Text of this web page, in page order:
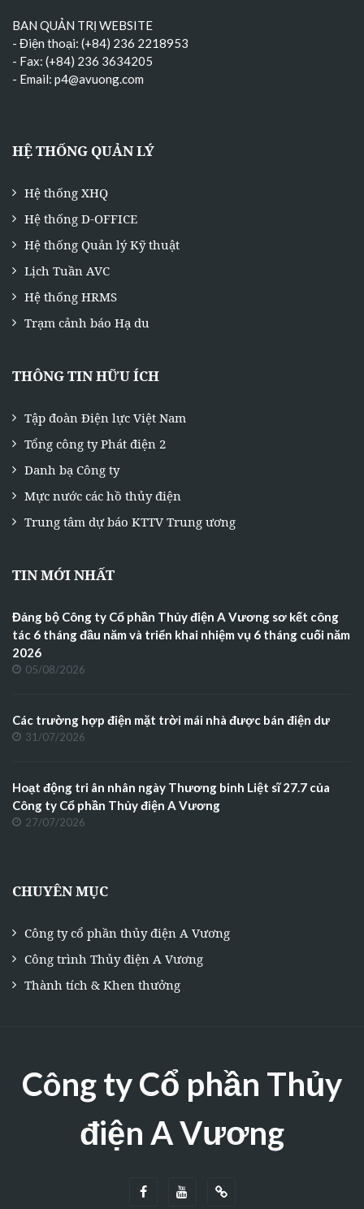
BAN QUẢN TRỊ WEBSITE
- Điện thoại: (+84) 236 2218953
- Fax: (+84) 236 3634205
- Email: p4@avuong.com
HỆ THỐNG QUẢN LÝ
Hệ thống XHQ
Hệ thống D-OFFICE
Hệ thống Quản lý Kỹ thuật
Lịch Tuần AVC
Hệ thống HRMS
Trạm cảnh báo Hạ du
THÔNG TIN HỮU ÍCH
Tập đoàn Điện lực Việt Nam
Tổng công ty Phát điện 2
Danh bạ Công ty
Mực nước các hồ thủy điện
Trung tâm dự báo KTTV Trung ương
TIN MỚI NHẤT
Đảng bộ Công ty Cổ phần Thủy điện A Vương sơ kết công
tác 6 tháng đầu năm và triển khai nhiệm vụ 6 tháng cuối năm
2026
05/08/2026
Các trường hợp điện mặt trời mái nhà được bán điện dư
31/07/2026
Hoạt động tri ân nhân ngày Thương binh Liệt sĩ 27.7 của
Công ty Cổ phần Thủy điện A Vương
27/07/2026
CHUYÊN MỤC
Công ty cổ phần thủy điện A Vương
Công trình Thủy điện A Vương
Thành tích & Khen thưởng
Công ty Cổ phần Thủy
điện A Vương